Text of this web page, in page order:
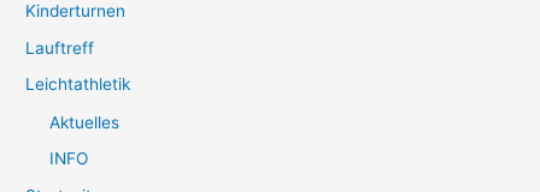
Kinderturnen
Lauftreff
Leichtathletik
Aktuelles
INFO